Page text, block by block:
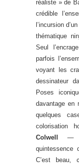
réaliste » de
crédible
l’incursion
thématique
Seul
parfois
voyant les
dessinateur
Poses
davantage en
quelques
colorisation
Colwell
—
quintessence
C’est beau,